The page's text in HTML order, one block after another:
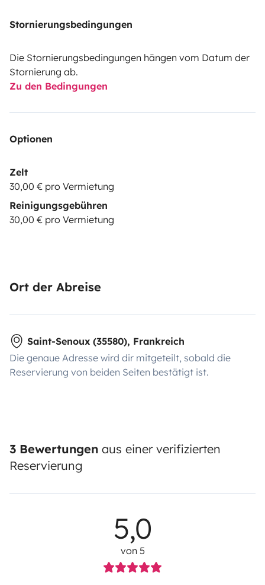
Stornierungsbedingungen
Die Stornierungsbedingungen hängen vom Datum der
Stornierung ab.
Zu den Bedingungen
Optionen
Zelt
30,00 € pro Vermietung
Reinigungsgebühren
30,00 € pro Vermietung
Ort der Abreise
Saint-Senoux (35580), Frankreich
Die genaue Adresse wird dir mitgeteilt, sobald die
Reservierung von beiden Seiten bestätigt ist.
3 Bewertungen aus einer verifizierten
Reservierung
5,0
von 5